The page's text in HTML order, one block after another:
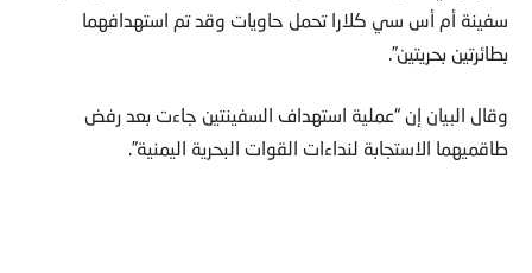
سفينة أم أس سي كلارا تحمل حاويات وقد تم استهدافهما
بطائرتين بحريتين”.
وقال البيان إن “عملية استهداف السفينتين جاءت بعد رفض
طاقميهما الاستجابة لنداءات القوات البحرية اليمنية”.